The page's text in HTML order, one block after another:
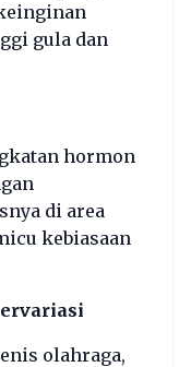
gula dan
hormon
di area
kebiasaan
olahraga,